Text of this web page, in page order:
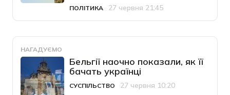
Категорія
ПОЛІТИКА
Дата публікації
27 червня 21:45
НАГАДУЄМО
Бельгії наочно показали, як її
бачать українці
Категорія
СУСПІЛЬСТВО
Дата публікації27 червня 10:20